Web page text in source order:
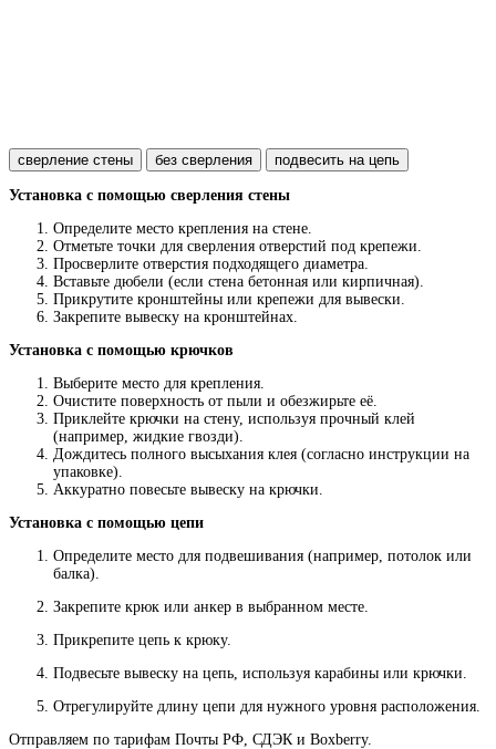
сверление стены без сверления подвесить на цепь
Установка с помощью сверления стены
Определите место крепления на стене.
Отметьте точки для сверления отверстий под крепежи.
Просверлите отверстия подходящего диаметра.
Вставьте дюбели (если стена бетонная или кирпичная).
Прикрутите кронштейны или крепежи для вывески.
Закрепите вывеску на кронштейнах.
Установка с помощью крючков
Выберите место для крепления.
Очистите поверхность от пыли и обезжирьте её.
Приклейте крючки на стену, используя прочный клей
(например, жидкие гвозди).
Дождитесь полного высыхания клея (согласно инструкции на
упаковке).
Аккуратно повесьте вывеску на крючки.
Установка с помощью цепи
Определите место для подвешивания (например, потолок или
балка).
Закрепите крюк или анкер в выбранном месте.
Прикрепите цепь к крюку.
Подвесьте вывеску на цепь, используя карабины или крючки.
Отрегулируйте длину цепи для нужного уровня расположения.
Отправляем по тарифам Почты РФ, СДЭК и Boxberry.